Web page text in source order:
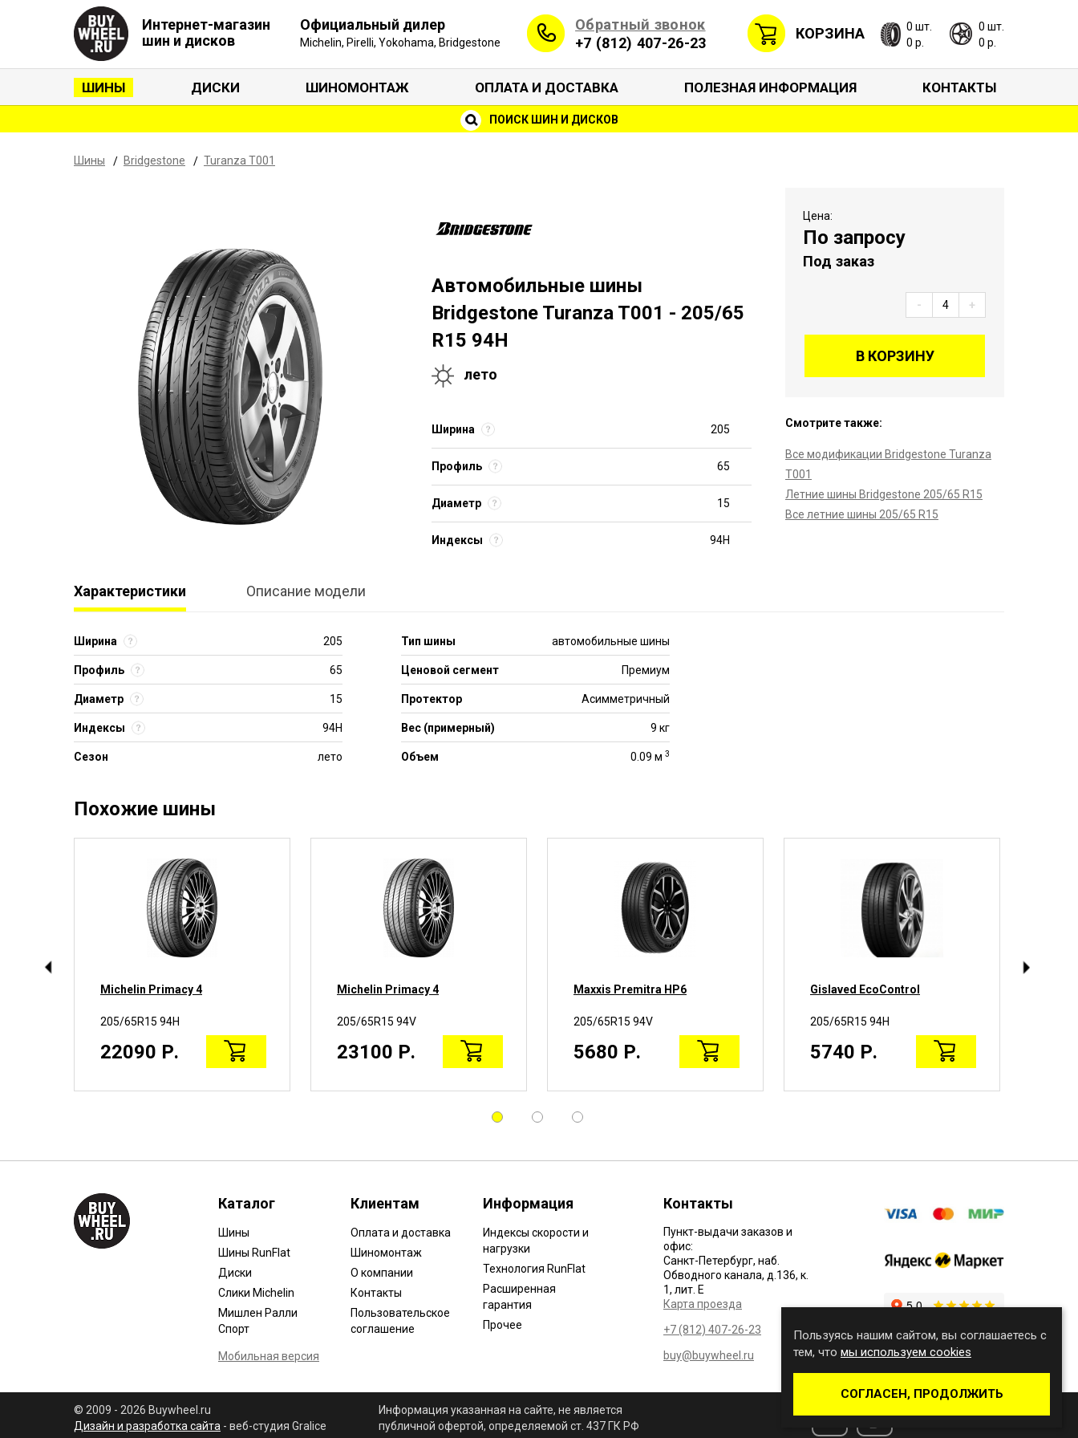
Интернет-магазин
шин и дисков
Официальный дилер
Michelin, Pirelli, Yokohama, Bridgestone
Обратный звонок
+7 (812) 407-26-23
КОРЗИНА
0 шт.
0 р.
0 шт.
0 р.
ШИНЫ ДИСКИ ШИНОМОНТАЖ ОПЛАТА И ДОСТАВКА ПОЛЕЗНАЯ ИНФОРМАЦИЯ КОНТАКТЫ
ПОИСК ШИН И ДИСКОВ
Шины Bridgestone Turanza T001
Автомобильные шины
Bridgestone Turanza T001 - 205/65
R15 94H
лето
Ширина 205
Профиль 65
Диаметр 15
Индексы 94H
Цена:
По запросу
Под заказ
- +
В КОРЗИНУ
Смотрите также:
Все модификации Bridgestone Turanza
T001
Летние шины Bridgestone 205/65 R15
Все летние шины 205/65 R15
Характеристики Описание модели
Ширина 205
Профиль 65
Диаметр 15
Индексы 94H
Сезон лето
Тип шины автомобильные шины
Ценовой сегмент Премиум
Протектор Асимметричный
Вес (примерный) 9 кг
Объем 0.09 м 3
Похожие шины
Michelin Primacy 4
205/65R15 94H
22090 Р.
Michelin Primacy 4
205/65R15 94V
23100 Р.
Maxxis Premitra HP6
205/65R15 94V
5680 Р.
Gislaved EcoControl
205/65R15 94H
5740 Р.
Каталог
Шины
Шины RunFlat
Диски
Слики Michelin
Мишлен Ралли
Спорт
Мобильная версия
Клиентам
Оплата и доставка
Шиномонтаж
О компании
Контакты
Пользовательское
соглашение
Информация
Индексы скорости и
нагрузки
Технология RunFlat
Расширенная
гарантия
Прочее
Контакты
Пункт-выдачи заказов и
офис:
Санкт-Петербург, наб.
Обводного канала, д.136, к.
1, лит. Е
Карта проезда
+7 (812) 407-26-23
buy@buywheel.ru
© 2009 - 2026 Buywheel.ru
Дизайн и разработка сайта - веб-студия Gralice
Информация указанная на сайте, не является
публичной офертой, определяемой ст. 437 ГК РФ
Пользуясь нашим сайтом, вы соглашаетесь с
тем, что мы используем cookies
СОГЛАСЕН, ПРОДОЛЖИТЬ